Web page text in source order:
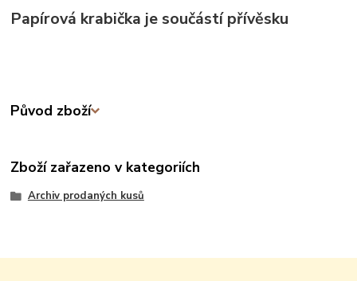
Papírová krabička je součástí přívěsku
Původ zboží
Zboží zařazeno v kategoriích
Archiv prodaných kusů